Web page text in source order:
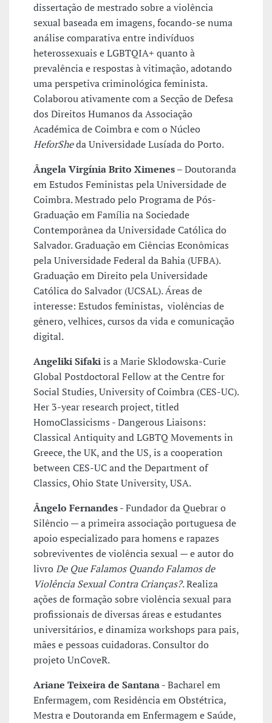
dissertação de mestrado sobre a violência
sexual baseada em imagens, focando-se numa
análise comparativa entre indivíduos
heterossexuais e LGBTQIA+ quanto à
prevalência e respostas à vitimação, adotando
uma perspetiva criminológica feminista.
Colaborou ativamente com a Secção de Defesa
dos Direitos Humanos da Associação
Académica de Coimbra e com o Núcleo
HeforSheda Universidade Lusíada do Porto.
Ângela Virgínia Brito Ximenes– Doutoranda
em Estudos Feministas pela Universidade de
Coimbra. Mestrado pelo Programa de Pós-
Graduação em Família na Sociedade
Contemporânea da Universidade Católica do
Salvador. Graduação em Ciências Econômicas
pela Universidade Federal da Bahia (UFBA).
Graduação em Direito pela Universidade
Católica do Salvador (UCSAL). Áreas de
interesse: Estudos feministas, violências de
gênero, velhices, cursos da vida e comunicação
digital.
Angeliki Sifakiis a Marie Sklodowska-Curie
Global Postdoctoral Fellow at the Centre for
Social Studies, University of Coimbra (CES-UC).
Her 3-year research project, titled
HomoClassicisms - Dangerous Liaisons:
Classical Antiquity and LGBTQ Movements in
Greece, the UK, and the US, is a cooperation
between CES-UC and the Department of
Classics, Ohio State University, USA.
Ângelo Fernandes- Fundador da Quebrar o
Silêncio — a primeira associação portuguesa de
apoio especializado para homens e rapazes
sobreviventes de violência sexual — e autor do
livroDe Que Falamos Quando Falamos de
Violência Sexual Contra Crianças?. Realiza
ações de formação sobre violência sexual para
profissionais de diversas áreas e estudantes
universitários, e dinamiza workshops para pais,
mães e pessoas cuidadoras. Consultor do
projeto UnCoveR.
Ariane Teixeira de Santana- Bacharel em
Enfermagem, com Residência em Obstétrica,
Mestra e Doutoranda em Enfermagem e Saúde,